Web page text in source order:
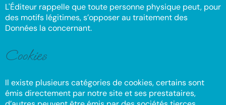
L'Éditeur rappelle que toute personne physique peut, pour
des motifs légitimes, s’opposer au traitement des
Données la concernant.
Cookies
Il existe plusieurs catégories de cookies, certains sont
émis directement par notre site et ses prestataires,